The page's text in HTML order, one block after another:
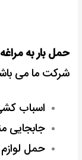
حمل بار به مراغه
شرکت ما می
اسباب
جابجایی
حمل